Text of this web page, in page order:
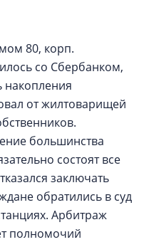
80, корп.
со Сбербанком,
накопления
от жилтоварищей
большинства
состоят все
заключать
обратились в суд
Арбитраж
полномочий